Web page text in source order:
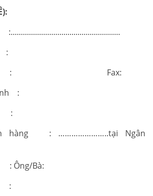
: Fax:
:
:
hàng : …………………..tại Ngân
: Ông/Bà:
: